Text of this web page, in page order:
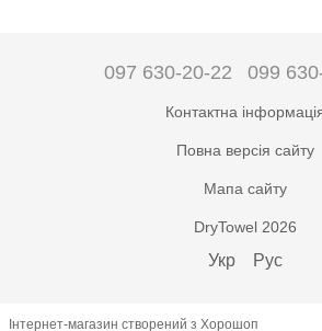
097 630-20-22 099
Контактна
Повна версія сайту
Мапа сайту
DryTowel 2026
Укр Рус
Інтернет-магазин створений з Хорошоп